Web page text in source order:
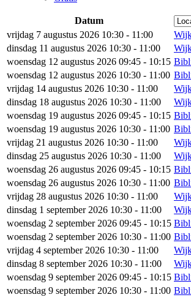
Datum
vrijdag 7 augustus 2026 10:30 - 11:00
dinsdag 11 augustus 2026 10:30 - 11:00
woensdag 12 augustus 2026 09:45 - 10:15
woensdag 12 augustus 2026 10:30 - 11:00
vrijdag 14 augustus 2026 10:30 - 11:00
dinsdag 18 augustus 2026 10:30 - 11:00
woensdag 19 augustus 2026 09:45 - 10:15
woensdag 19 augustus 2026 10:30 - 11:00
vrijdag 21 augustus 2026 10:30 - 11:00
dinsdag 25 augustus 2026 10:30 - 11:00
woensdag 26 augustus 2026 09:45 - 10:15
woensdag 26 augustus 2026 10:30 - 11:00
vrijdag 28 augustus 2026 10:30 - 11:00
dinsdag 1 september 2026 10:30 - 11:00
woensdag 2 september 2026 09:45 - 10:15
woensdag 2 september 2026 10:30 - 11:00
vrijdag 4 september 2026 10:30 - 11:00
dinsdag 8 september 2026 10:30 - 11:00
woensdag 9 september 2026 09:45 - 10:15
woensdag 9 september 2026 10:30 - 11:00